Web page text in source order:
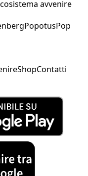
avvenire
PopotusPop
ShopContatti